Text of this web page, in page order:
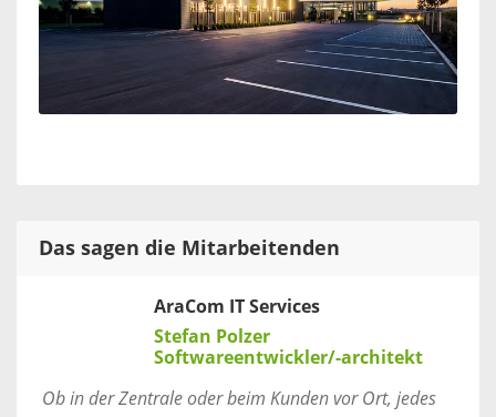
Das sagen die Mitarbeitenden
AraCom IT Services
Stefan Polzer
Softwareentwickler/-architekt
Ob in der Zentrale oder beim Kunden vor Ort, jedes